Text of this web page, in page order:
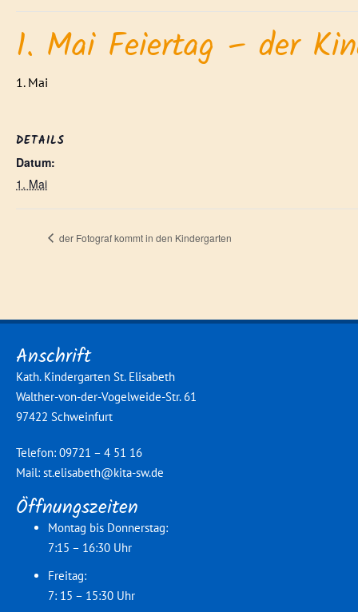
1. Mai Feiertag – der
1. Mai
DETAILS
Datum:
1. Mai
der Fotograf kommt in den Kindergarten
Anschrift
Kath. Kindergarten St. Elisabeth
Walther-von-der-Vogelweide-Str. 61
97422 Schweinfurt
Telefon: 09721 – 4 51 16
Mail: st.elisabeth@kita-sw.de
Öffnungszeiten
Montag bis Donnerstag:
7:15 – 16:30 Uhr
Freitag:
7: 15 – 15:30 Uhr